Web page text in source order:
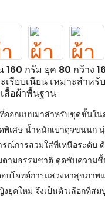
160 กรัม ยุค 80 กว้าง
รียบเนียน เหมาะสำหรั
สื้อผ้าพื้นฐาน
ออกแบบมาสำหรับชุดชั้นใน
พิเศษ น้ำหนักเบาดุจขนนก
รณ์การสวมใส่ที่เหนือระดับ
ตามธรรมชาติ ดูดซับความ
อบโจทย์การแสวงหาสุขภา
งยุคใหม่ จึงเป็นตัวเลือกที่